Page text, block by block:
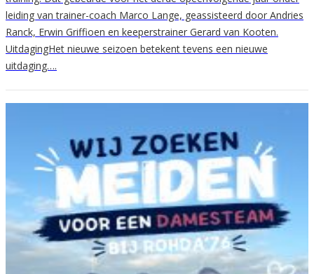
leiding van trainer-coach Marco Lange, geassisteerd door Andries
Ranck, Erwin Griffioen en keeperstrainer Gerard van Kooten.
UitdagingHet nieuwe seizoen betekent tevens een nieuwe
uitdaging….